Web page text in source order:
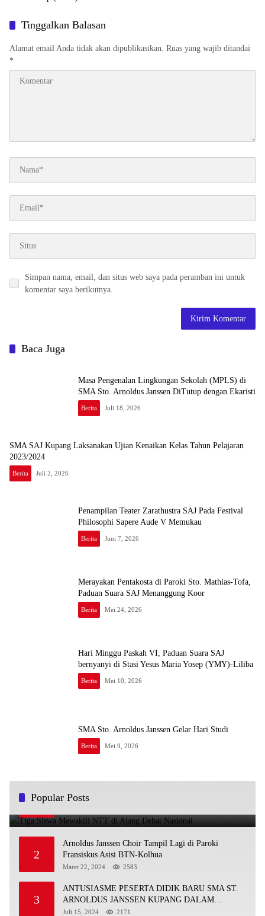
Tinggalkan Balasan
Alamat email Anda tidak akan dipublikasikan. Ruas yang wajib ditandai
*
Simpan nama, email, dan situs web saya pada peramban ini untuk
komentar saya berikutnya.
Baca Juga
Masa Pengenalan Lingkungan Sekolah (MPLS) di
SMA Sto. Arnoldus Janssen DiTutup dengan Ekaristi
Berita Juli 18, 2026
SMA SAJ Kupang Laksanakan Ujian Kenaikan Kelas Tahun Pelajaran
2023/2024
Berita Juli 2, 2026
Penampilan Teater Zarathustra SAJ Pada Festival
Philosophi Sapere Aude V Memukau
Berita Juni 7, 2026
Merayakan Pentakosta di Paroki Sto. Mathias-Tofa,
Paduan Suara SAJ Menanggung Koor
Berita Mei 24, 2026
Hari Minggu Paskah VI, Paduan Suara SAJ
bernyanyi di Stasi Yesus Maria Yosep (YMY)-Liliba
Berita Mei 10, 2026
SMA Sto. Arnoldus Janssen Gelar Hari Studi
Berita Mei 9, 2026
Popular Posts
1 Tiga Siswa Mewakili NTT di Ajang Debat Nasional
2
Arnoldus Janssen Choir Tampil Lagi di Paroki
Fransiskus Asisi BTN-Kolhua
Maret 22, 2024 2583
3
ANTUSIASME PESERTA DIDIK BARU SMA ST.
ARNOLDUS JANSSEN KUPANG DALAM
MENGIKUTI MPLS HARI PERTAMA
Juli 15, 2024 2171